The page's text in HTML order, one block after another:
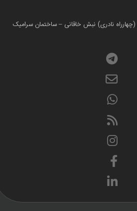
نادری) نبش خاقانی – ساختمان سرامیک